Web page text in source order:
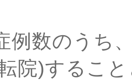
例数のうち
院)するこ